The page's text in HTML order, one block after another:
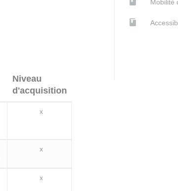
Niveau
d'acquisition
x
x
x
Mobilité